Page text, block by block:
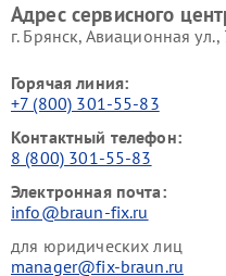
Адрес сервисного
г. Брянск, Авиационная ул.,
Горячая линия:
+7 (800) 301-55-83
Контактный телефон:
8 (800) 301-55-83
Электронная почта:
info@braun-fix.ru
для юридических лиц
manager@fix-braun.ru